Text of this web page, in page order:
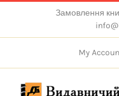
content
Замовлення
My